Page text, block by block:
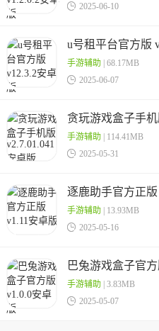
 2025-06-10
u号租平台官方版
手游辅助| 68.17MB
 2025-06-07
贪玩游戏盒子手机
手游辅助| 114.41MB
 2025-05-31
逐鹿助手官方正版
手游辅助| 13.93MB
 2025-05-16
巴兔游戏盒子官
手游辅助| 3.83MB
 2025-05-07